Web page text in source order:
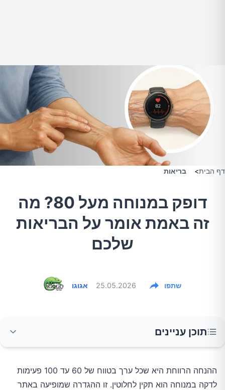
דף הבית> בריאות
דופק במנוחה מעל 80? מה
זה באמת אומר על הבריאות
שלכם
אגוגו 25.05.2026 שתפו
תוכן עניינים
מה זה בכלל דופק במנוחה
ההנחה הרווחת היא שכל ערך בטווח של 60 עד 100 פעימות
לדקה במנוחה הוא תקין לחלוטין. זו ההגדרה שמופיעה באתר